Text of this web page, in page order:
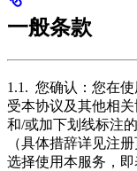
一般条款
1.1. 您确认：您在
受本协议及其他相
和/或加下划线标注
（具体措辞详见注
选择使用本服务，